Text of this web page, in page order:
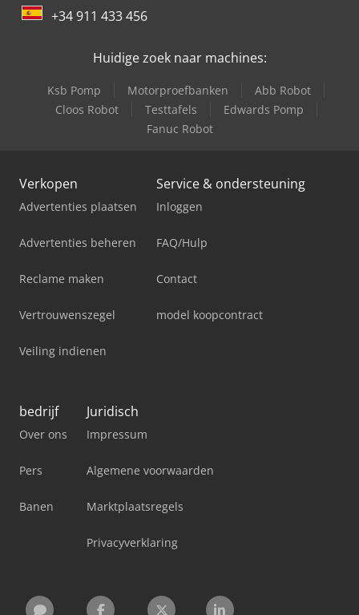
+34 911 433 456
Huidige zoek naar machines:
Ksb Pomp Motorproefbanken
Abb Robot
Cloos Robot
Testtafels
Edwards Pomp
Fanuc Robot
Verkopen
Advertenties plaatsen
Advertenties beheren
Reclame maken
Vertrouwenszegel
Veiling indienen
Service & ondersteuning
Inloggen
FAQ/Hulp
Contact
model koopcontract
bedrijf
Over ons
Pers
Banen
Juridisch
Impressum
Algemene voorwaarden
Marktplaatsregels
Privacyverklaring